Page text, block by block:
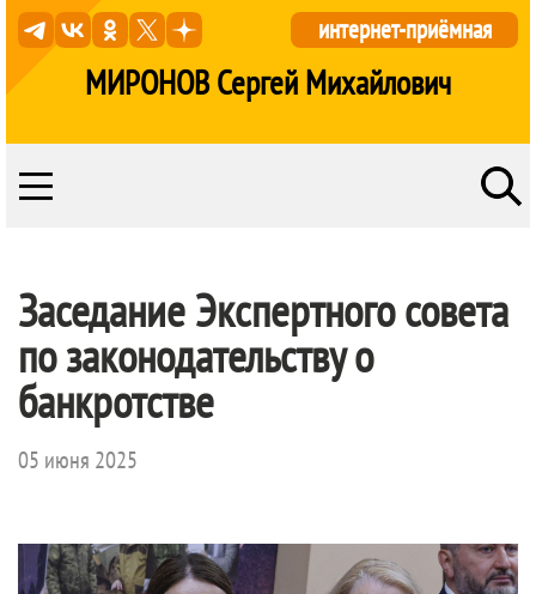
МИРОНОВ Сергей Михайлович
интернет-приёмная
Заседание Экспертного совета
по законодательству о
банкротстве
05 июня 2025